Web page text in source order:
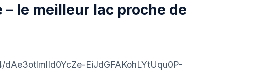
le meilleur lac proche de